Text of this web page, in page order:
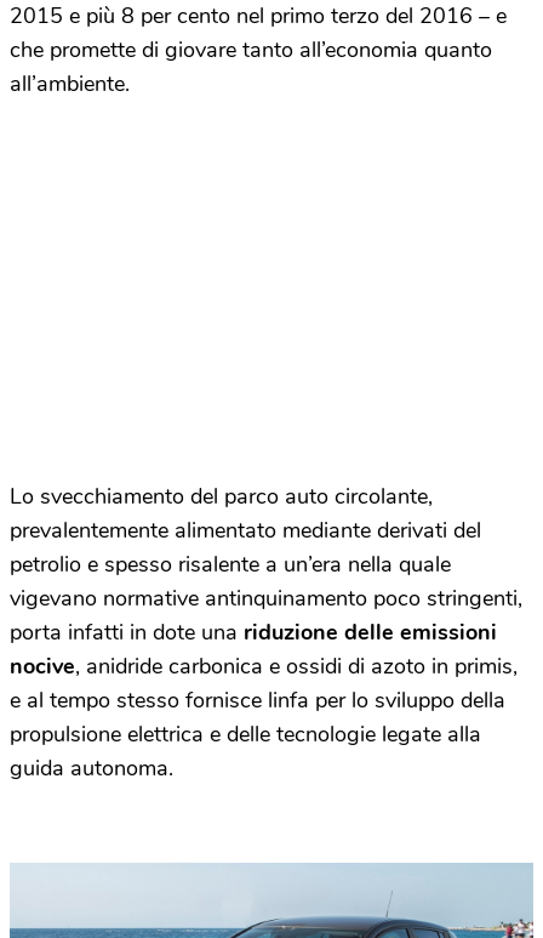
2015 e più 8 per cento nel primo terzo del 2016 – e
che promette di giovare tanto all’economia quanto
all’ambiente.
Lo svecchiamento del parco auto circolante,
prevalentemente alimentato mediante derivati del
petrolio e spesso risalente a un’era nella quale
vigevano normative antinquinamento poco stringenti,
porta infatti in dote una riduzione delle emissioni
nocive, anidride carbonica e ossidi di azoto in primis,
e al tempo stesso fornisce linfa per lo sviluppo della
propulsione elettrica e delle tecnologie legate alla
guida autonoma.